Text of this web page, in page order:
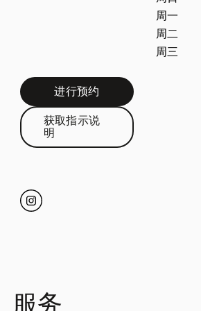
进行预约Link Opens in New Tab
获取指示说
明
Link Opens in New Tab
Click to open Instagram
Link Opens in New Tab
周一
周二
周三
服务